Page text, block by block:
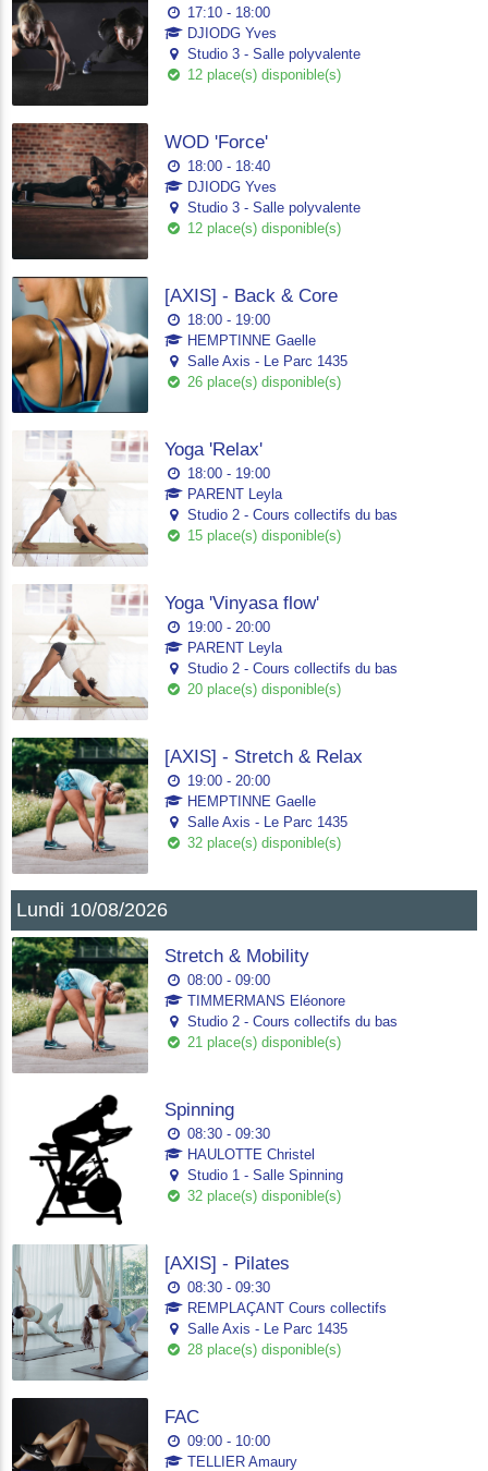
17:10 - 18:00
DJIODG Yves
Studio 3 - Salle polyvalente
12 place(s) disponible(s)
WOD 'Force'
18:00 - 18:40
DJIODG Yves
Studio 3 - Salle polyvalente
12 place(s) disponible(s)
[AXIS] - Back & Core
18:00 - 19:00
HEMPTINNE Gaelle
Salle Axis - Le Parc 1435
26 place(s) disponible(s)
Yoga 'Relax'
18:00 - 19:00
PARENT Leyla
Studio 2 - Cours collectifs du bas
15 place(s) disponible(s)
Yoga 'Vinyasa flow'
19:00 - 20:00
PARENT Leyla
Studio 2 - Cours collectifs du bas
20 place(s) disponible(s)
[AXIS] - Stretch & Relax
19:00 - 20:00
HEMPTINNE Gaelle
Salle Axis - Le Parc 1435
32 place(s) disponible(s)
Lundi 10/08/2026
Stretch & Mobility
08:00 - 09:00
TIMMERMANS Eléonore
Studio 2 - Cours collectifs du bas
21 place(s) disponible(s)
Spinning
08:30 - 09:30
HAULOTTE Christel
Studio 1 - Salle Spinning
32 place(s) disponible(s)
[AXIS] - Pilates
08:30 - 09:30
REMPLAÇANT Cours collectifs
Salle Axis - Le Parc 1435
28 place(s) disponible(s)
FAC
09:00 - 10:00
TELLIER Amaury